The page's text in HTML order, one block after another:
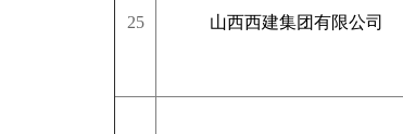
25 山西西建集团有限公司